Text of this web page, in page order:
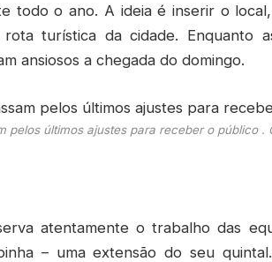
todo o ano. A ideia é inserir o
turística da cidade. Enquanto
ansiosos a chegada do domingo.
pelos últimos ajustes para receber o público .
atentamente o trabalho das
– uma extensão do seu